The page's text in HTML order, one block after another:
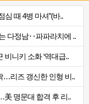
심 때 4병 마셔”(바..
다정남‥파파라치에 ..
니키 소화 ‘역대급..
…리즈 갱신한 인형 비..
美 명문대 합격 후 리..